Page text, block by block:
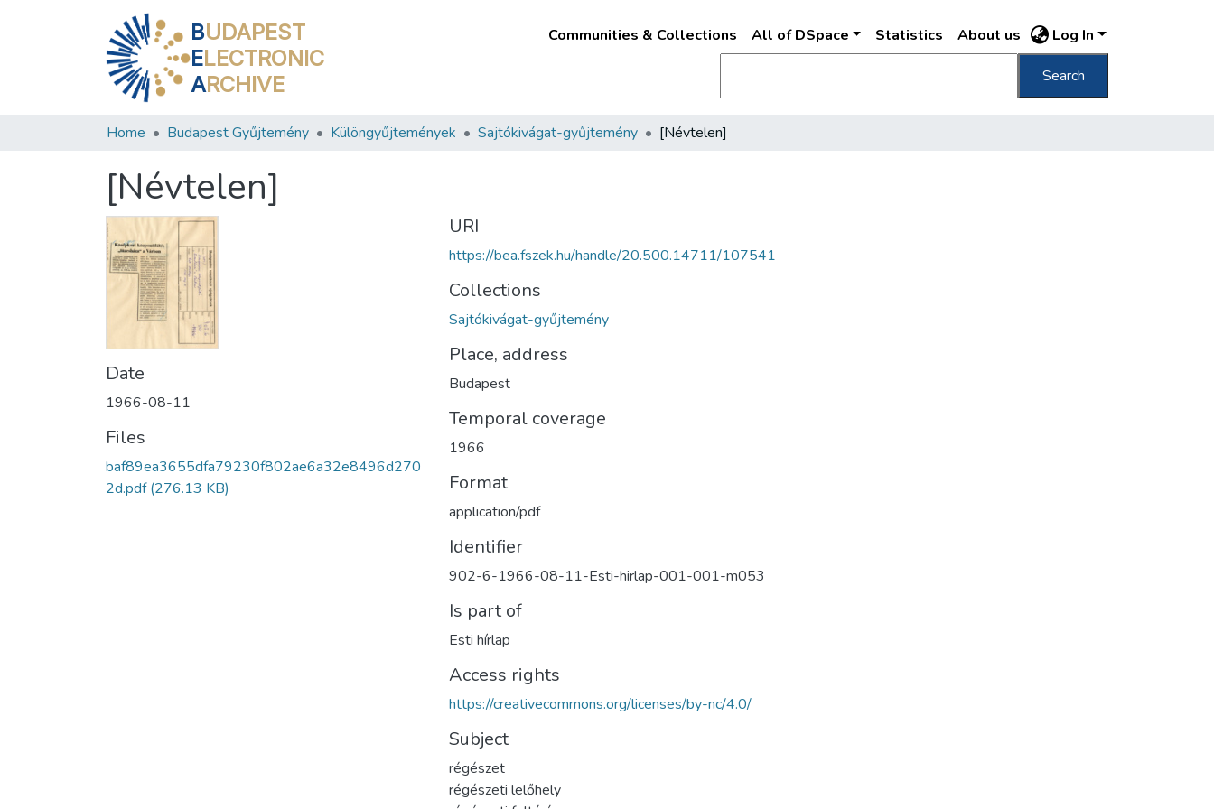
BUDAPEST
ELECTRONIC
ARCHIVE
Communities & Collections All of DSpace Statistics About us Log In
Search
Home Budapest Gyűjtemény Különgyűjtemények Sajtókivágat-gyűjtemény [Névtelen]
[Névtelen]
Date
1966-08-11
Files
baf89ea3655dfa79230f802ae6a32e8496d270
2d.pdf(276.13 KB)
URI
https://bea.fszek.hu/handle/20.500.14711/107541
Collections
Sajtókivágat-gyűjtemény
Place, address
Budapest
Temporal coverage
1966
Format
application/pdf
Identifier
902-6-1966-08-11-Esti-hirlap-001-001-m053
Is part of
Esti hírlap
Access rights
https://creativecommons.org/licenses/by-nc/4.0/
Subject
régészet
régészeti lelőhely